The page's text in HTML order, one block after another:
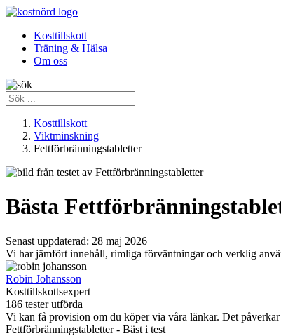
Kosttillskott
Träning & Hälsa
Om oss
Kosttillskott
Viktminskning
Fettförbränningstabletter
Bästa
Senast uppdaterad: 28 maj 2026
Vi har jämfört innehåll, rimliga förväntningar och verklig
Robin Johansson
Kosttillskottsexpert
186 tester utförda
Vi kan få provision om du köper via våra länkar. Det
Fettförbränningstabletter - Bäst i test